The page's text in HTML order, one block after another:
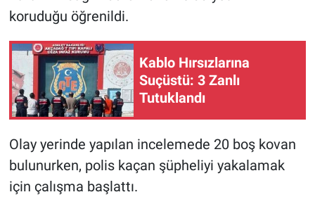
koruduğu öğrenildi.
Kablo Hırsızlarına
Suçüstü: 3 Zanlı
Tutuklandı
Olay yerinde yapılan incelemede 20 boş kovan
bulunurken, polis kaçan şüpheliyi yakalamak
için çalışma başlattı.